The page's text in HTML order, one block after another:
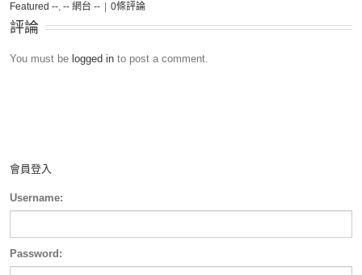
Featured --, -- 網台 -- 0條評論
評論
You must be logged in to post a comment.
會員登入
Username:
Password: